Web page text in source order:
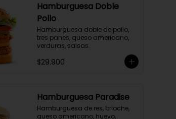
Hamburguesa Doble
Pollo
Hamburguesa doble de pollo,
tres panes, queso americano,
verduras, salsas.
$29.900
Hamburguesa Paradise
Hamburguesa de res, brioche,
queso americano, huevo,